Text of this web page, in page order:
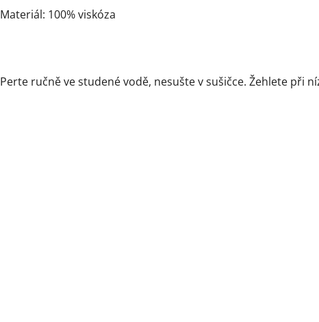
Materiál: 100% viskóza
Perte ručně ve studené vodě, nesušte v sušičce. Žehlete při